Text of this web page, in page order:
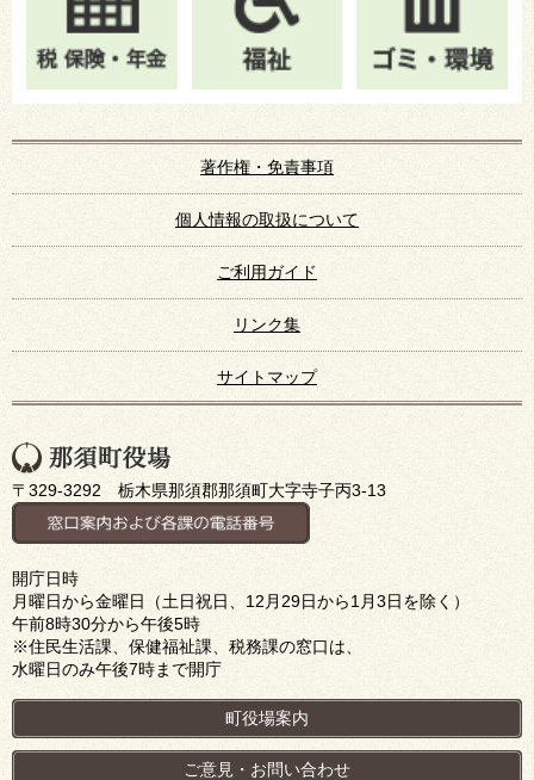
著作権・免責事項
個人情報の取扱について
ご利用ガイド
リンク集
サイトマップ
〒329-3292 栃木県那須郡那須町大字寺子丙3-13
開庁日時
月曜日から金曜日（土日祝日、12月29日から1月3日を除く）
午前8時30分から午後5時
※住民生活課、保健福祉課、税務課の窓口は、
水曜日のみ午後7時まで開庁
町役場案内
ご意見・お問い合わせ